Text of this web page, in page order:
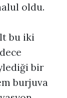
oldu.
bu iki
bir
burjuva